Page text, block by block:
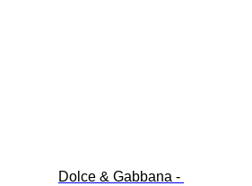
Dolce & Gabbana -